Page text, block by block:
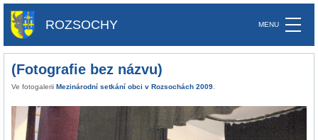
ROZSOCHY
(Fotografie bez názvu)
Ve fotogalerii Mezinárodní setkání obci v Rozsochách 2009